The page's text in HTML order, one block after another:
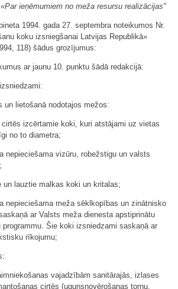
«Par ieņēmumiem no meža resursu realizācijas"
1994. gada 27. septembra noteikumos Nr.
koku izsniegšanai Latvijas Republikā»
118) šādus grozījumus:
ar jaunu 10. punktu šādā redakcijā:
un lietošanā nodotajos mežos:
izcērtamie koki, kuri atstājami uz vietas
no to diametra;
nepieciešama vizūru, robežstigu un valsts
un lauztie malkas koki un kritalas;
nepieciešama meža sēklkopības un zinātnisko
ar Valsts meža dienesta apstiprinātu
Šie koki izsniedzami saskaņā ar
rīkojumu;
vajadzībām sanitārajās, izlases
cirtēs (ugunsnovērošanas torņu,